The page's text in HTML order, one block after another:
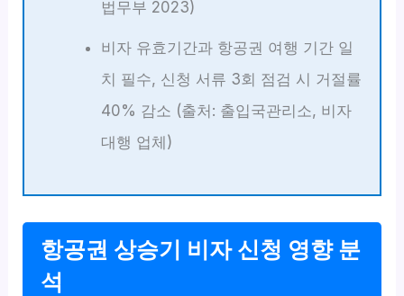
법무부 2023)
비자 유효기간과 항공권 여행 기간 일
치 필수, 신청 서류 3회 점검 시 거절률
40% 감소 (출처: 출입국관리소, 비자
대행 업체)
항공권 상승기 비자 신청 영향 분
석